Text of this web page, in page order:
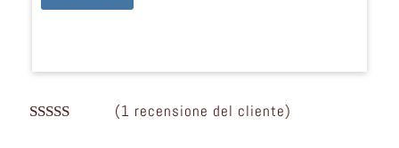
(1 recensione del cliente)